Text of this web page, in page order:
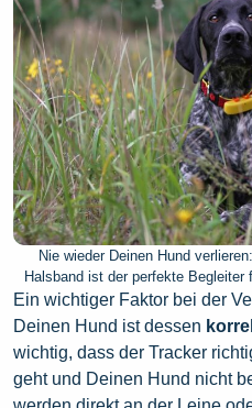
Nie wieder Deinen Hund
Halsband ist der perfekte
Ein wichtiger Faktor bei der
Deinen Hund ist dessen
wichtig, dass der Tracker
geht und Deinen Hund nicht